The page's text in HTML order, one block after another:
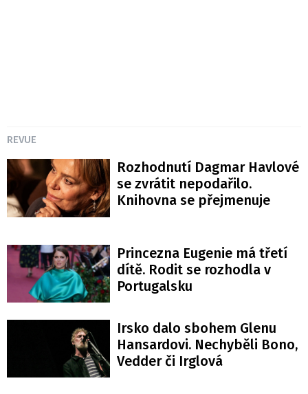
REVUE
Rozhodnutí Dagmar Havlové
se zvrátit nepodařilo.
Knihovna se přejmenuje
Princezna Eugenie má třetí
dítě. Rodit se rozhodla v
Portugalsku
Irsko dalo sbohem Glenu
Hansardovi. Nechyběli Bono,
Vedder či Irglová